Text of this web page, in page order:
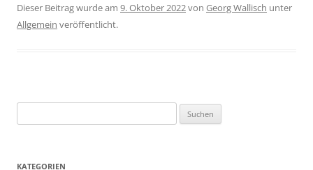
Dieser Beitrag wurde am 9. Oktober 2022von Georg Wallisch unter
Allgemein veröffentlicht.
nach:
KATEGORIEN